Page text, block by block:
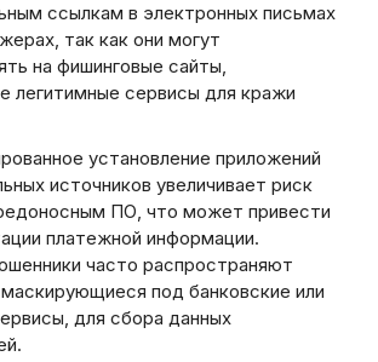
ссылкам в электронных письмах
так как они могут
на фишинговые сайты,
легитимные сервисы для кражи
установление приложений
источников увеличивает риск
ПО, что может привести
платежной информации.
часто распространяют
под банковские или
для сбора данных